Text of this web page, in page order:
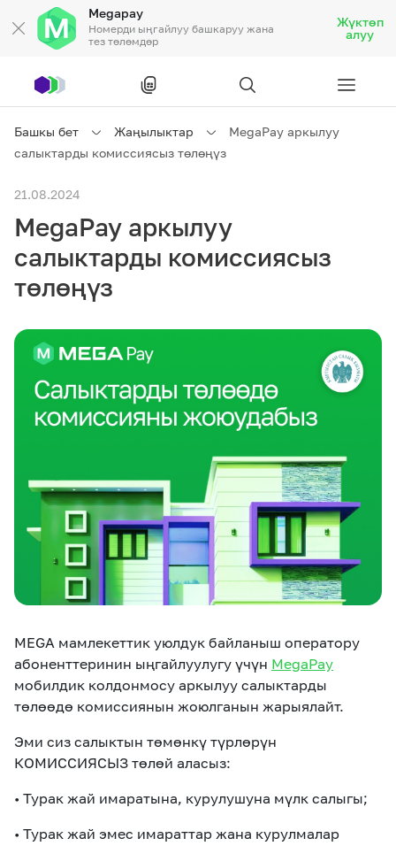
Megapay
Номерди ыңгайлуу башкаруу жана
тез төлөмдөр
Жүктөп
алуу
Жеке кардарларга
Ишкердик үчүн
Байланыш
eSIM M2M
Кызматтар Көңүл ачуучу Соц. тармактар
Чалуулар жана
SMS
Номерди тандоо SIM жеткирүү
Компания
Офис картасы
жана каптоо
Кызмат көрсөтүүлөр
MegaTV MegaPay MegaKassa
Башкы бет Жаңылыктар
MegaPay аркылуу
салыктарды комиссиясыз төлөңүз
21.08.2024
MegaPay аркылуу
салыктарды комиссиясыз
төлөңүз
MEGA мамлекеттик уюлдук байланыш оператору
абоненттеринин ыңгайлуулугу үчүн MegaPay
мобилдик колдонмосу аркылуу салыктарды
төлөөдө комиссиянын жоюлганын жарыялайт.
Эми сиз салыктын төмөнкү түрлөрүн
КОМИССИЯСЫЗ төлөй аласыз:
• Турак жай имаратына, курулушуна мүлк салыгы;
• Турак жай эмес имараттар жана курулмалар